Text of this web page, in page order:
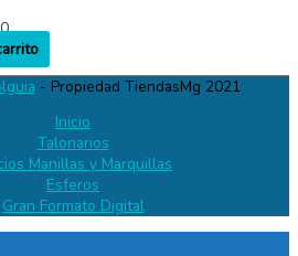
- Propiedad TiendasMg 2021
Inicio
Talonarios
Manillas y Marquillas
Esferos
Gran Formato Digital